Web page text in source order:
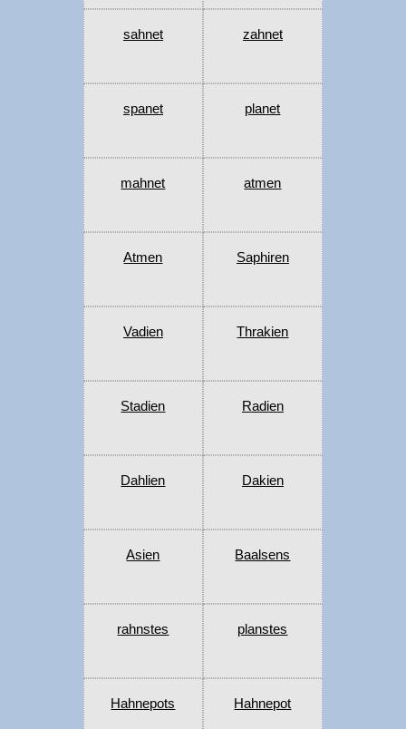
sahnet zahnet
spanet planet
mahnet atmen
Atmen Saphiren
Vadien Thrakien
Stadien Radien
Dahlien Dakien
Asien Baalsens
rahnstes planstes
Hahnepots Hahnepot